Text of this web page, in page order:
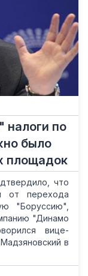
налоги по
было
площадок
что
от перехода
"Боруссию",
"Динамо
вице-
в